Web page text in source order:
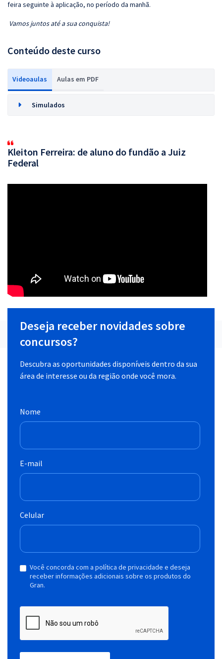
feira seguinte à aplicação, no período da manhã.
Vamos juntos até a sua conquista!
Conteúdo deste curso
Videoaulas Aulas em PDF
Simulados
Kleiton Ferreira: de aluno do fundão a Juiz
Federal
Deseja receber novidades sobre
concursos?
Descubra as oportunidades disponíveis dentro da sua
área de interesse ou da região onde você mora.
Nome
E-mail
Celular
Você concorda com a política de privacidade e deseja
receber informações adicionais sobre os produtos do
Gran.